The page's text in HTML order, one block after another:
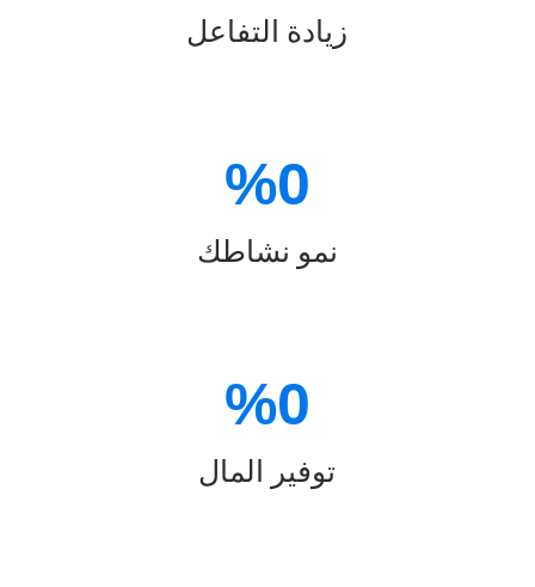
زيادة التفاعل
0
%
نمو نشاطك
0
%
توفير المال